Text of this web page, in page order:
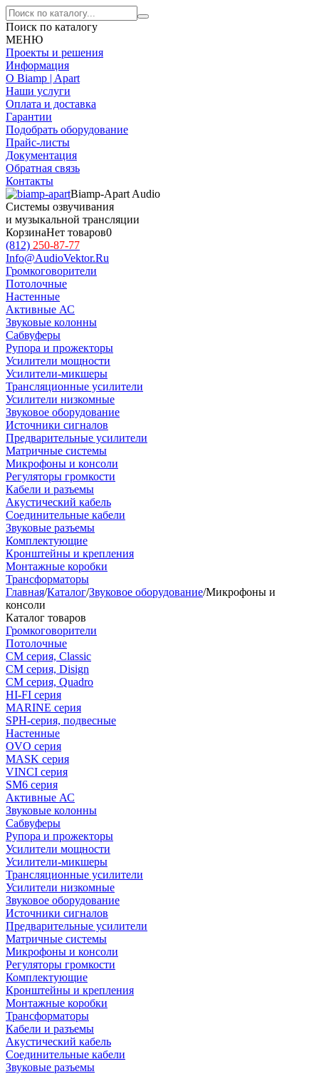
Поиск по каталогу
МЕНЮ
Проекты и решения
Информация
О Biamp | Apart
Наши услуги
Оплата и доставка
Гарантии
Подобрать оборудование
Прайс-листы
Документация
Обратная связь
Контакты
Biamp-Apart Audio
Системы озвучивания
и музыкальной трансляции
КорзинаНет товаров0
(812) 250-87-77
Info@AudioVektor.Ru
Громкоговорители
Потолочные
Настенные
Активные АС
Звуковые колонны
Сабвуферы
Рупора и прожекторы
Усилители мощности
Усилители-микшеры
Трансляционные усилители
Усилители низкомные
Звуковое оборудование
Источники сигналов
Предварительные усилители
Матричные системы
Микрофоны и консоли
Регуляторы громкости
Кабели и разъемы
Акустический кабель
Соединительные кабели
Звуковые разъемы
Комплектующие
Кронштейны и крепления
Монтажные коробки
Трансформаторы
Главная/Каталог/Звуковое оборудование/Микрофоны и
консоли
Каталог товаров
Громкоговорители
Потолочные
CM серия, Classic
CM серия, Disign
CM серия, Quadro
HI-FI серия
MARINE серия
SPH-серия, подвесные
Настенные
OVO серия
MASK серия
VINCI серия
SM6 серия
Активные АС
Звуковые колонны
Сабвуферы
Рупора и прожекторы
Усилители мощности
Усилители-микшеры
Трансляционные усилители
Усилители низкомные
Звуковое оборудование
Источники сигналов
Предварительные усилители
Матричные системы
Микрофоны и консоли
Регуляторы громкости
Комплектующие
Кронштейны и крепления
Монтажные коробки
Трансформаторы
Кабели и разъемы
Акустический кабель
Соединительные кабели
Звуковые разъемы